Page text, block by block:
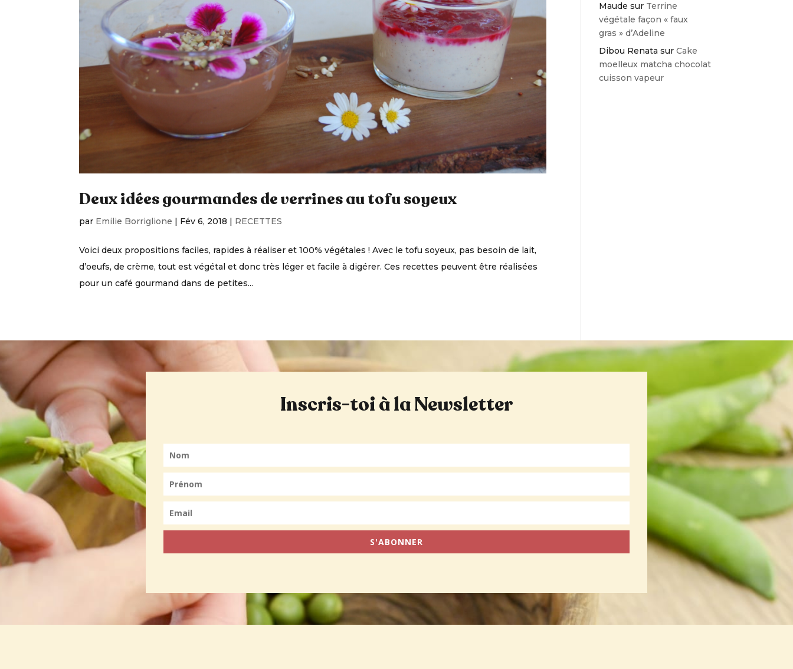
Deux idées gourmandes de verrines au tofu soyeux
par Emilie Borriglione | Fév 6, 2018 | RECETTES
Voici deux propositions faciles, rapides à réaliser et 100% végétales ! Avec le tofu soyeux, pas besoin de lait,
d’oeufs, de crème, tout est végétal et donc très léger et facile à digérer. Ces recettes peuvent être réalisées
pour un café gourmand dans de petites...
Maude sur Terrine
végétale façon « faux
gras » d’Adeline
Dibou Renata surCake
moelleux matcha chocolat
cuisson vapeur
Inscris-toi à la Newsletter
S'ABONNER